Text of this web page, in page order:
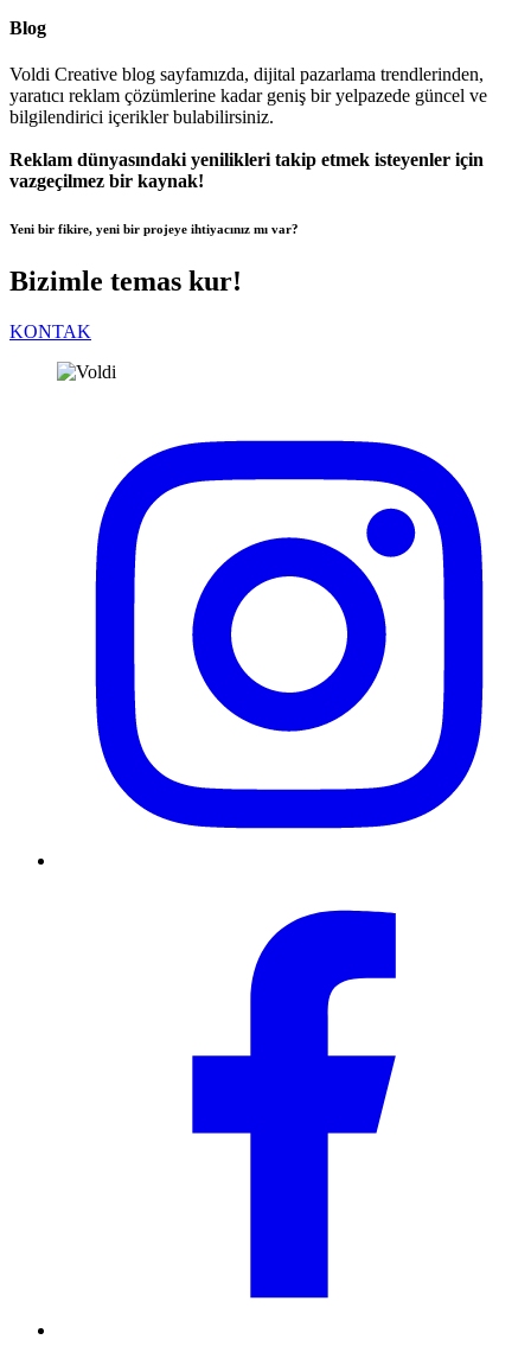
Blog
Voldi Creative blog sayfamızda, dijital pazarlama trendlerinden,
yaratıcı reklam çözümlerine kadar geniş bir yelpazede güncel ve
bilgilendirici içerikler bulabilirsiniz.
Reklam dünyasındaki yenilikleri takip etmek isteyenler için
vazgeçilmez bir kaynak!
Yeni bir fikire, yeni bir projeye ihtiyacınız mı var?
Bizimle temas kur!
KONTAK